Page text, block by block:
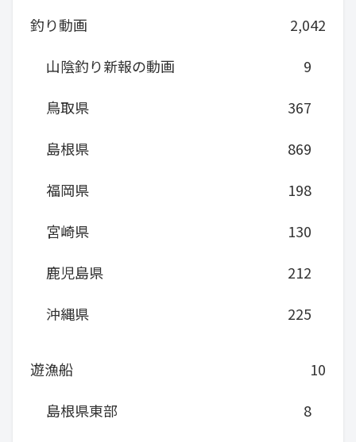
釣り動画
2,042
山陰釣り新報の動画
9
鳥取県
367
島根県
869
福岡県
198
宮崎県
130
鹿児島県
212
沖縄県
225
遊漁船
10
島根県東部
8